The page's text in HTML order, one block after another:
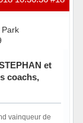
et
coachs,
vainqueur de